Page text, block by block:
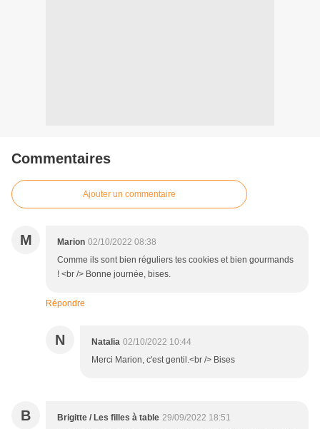
Commentaires
Ajouter un commentaire
M Marion 02/10/2022 08:38
Comme ils sont bien réguliers tes cookies et bien gourmands
! <br /> Bonne journée, bises.
Répondre
N Natalia 02/10/2022 10:44
Merci Marion, c'est gentil.<br /> Bises
B Brigitte / Les filles à table 29/09/2022 18:51